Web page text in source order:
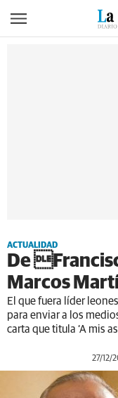
ACTUALIDAD
De
Marcos
El que fuera líder
para enviar a los
carta que titula ‘A mis
27/12/